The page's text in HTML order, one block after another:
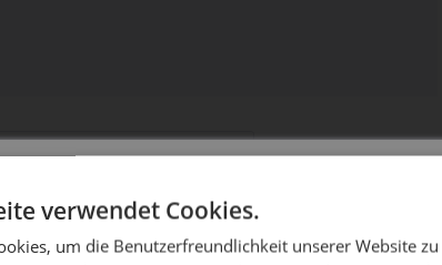
sich ebenfalls angesehen
DIE SONNE LACHT, DEIN RAD
verwendet Cookies.
um die Benutzerfreundlichkeit unserer Website